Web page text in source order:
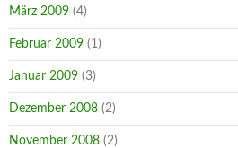
März 2009 (4)
Februar 2009 (1)
Januar 2009 (3)
Dezember 2008 (2)
November 2008 (2)